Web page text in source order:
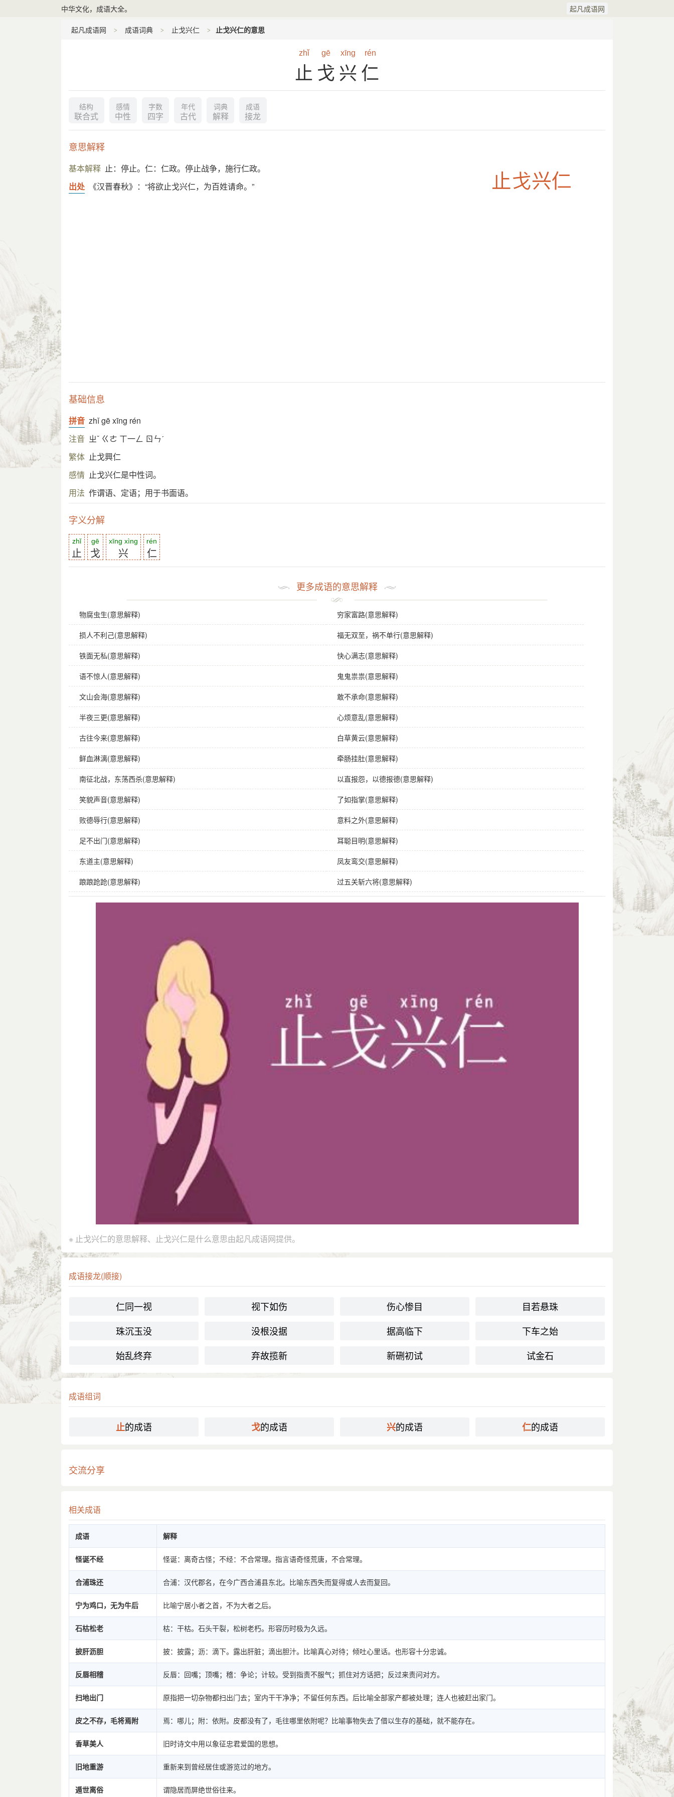
中华文化，成语大全。 起凡成语网
起凡成语网 成语词典 止戈兴仁 止戈兴仁的意思
zhǐ gē xīng rén
止戈兴仁
结构
联合式
感情
中性
字数
四字
年代
古代
词典
解释
成语
接龙
意思解释
基本解释 止：停止。仁：仁政。停止战争，施行仁政。
出处
《汉晋春秋》：“将欲止戈兴仁，为百姓请命。”
基础信息
拼音 zhǐ gē xīng rén
注音 ㄓˇ ㄍㄜ ㄒ一ㄥ ㄖㄣˊ
繁体 止戈興仁
感情 止戈兴仁是中性词。
用法 作谓语、定语；用于书面语。
字义分解
zhǐ
止
gē
戈
xīng xìng
兴
rén
仁
更多成语的意思解释
物腐虫生(意思解释) 穷家富路(意思解释)
损人不利己(意思解释) 福无双至，祸不单行(意思解释)
铁面无私(意思解释) 快心满志(意思解释)
语不惊人(意思解释) 鬼鬼祟祟(意思解释)
文山会海(意思解释) 敢不承命(意思解释)
半夜三更(意思解释) 心烦意乱(意思解释)
古往今来(意思解释) 白草黄云(意思解释)
鲜血淋漓(意思解释) 牵肠挂肚(意思解释)
南征北战，东荡西杀(意思解释) 以直报怨，以德报德(意思解释)
笑貌声音(意思解释) 了如指掌(意思解释)
败德辱行(意思解释) 意料之外(意思解释)
足不出门(意思解释) 耳聪目明(意思解释)
东道主(意思解释) 凤友鸾交(意思解释)
踉踉跄跄(意思解释) 过五关斩六将(意思解释)
※ 止戈兴仁的意思解释、止戈兴仁是什么意思由起凡成语网提供。
成语接龙(顺接)
仁同一视 视下如伤 伤心惨目
目若悬珠
珠沉玉没
没根没据 据高临下
下车之始
始乱终弃
弃故揽新 新硎初试 试金石
成语组词
止的成语 戈的成语 兴的成语 仁的成语
交流分享
相关成语
成语 解释
怪诞不经 怪诞：离奇古怪；不经：不合常理。指言语奇怪荒唐，不合常理。
合浦珠还 合浦：汉代郡名，在今广西合浦县东北。比喻东西失而复得或人去而复回。
宁为鸡口，无为牛后 比喻宁居小者之首，不为大者之后。
石枯松老 枯：干枯。石头干裂，松树老朽。形容历时极为久远。
披肝沥胆 披：披露；沥：滴下。露出肝脏；滴出胆汁。比喻真心对待；倾吐心里话。也形容十分忠诚。
反唇相稽 反唇：回嘴；顶嘴；稽：争论；计较。受到指责不服气；抓住对方话把；反过来责问对方。
扫地出门 原指把一切杂物都扫出门去；室内干干净净；不留任何东西。后比喻全部家产都被处理；连人也被赶出家门。
皮之不存，毛将焉附 焉：哪儿；附：依附。皮都没有了，毛往哪里依附呢？比喻事物失去了借以生存的基础，就不能存在。
香草美人 旧时诗文中用以象征忠君爱国的思想。
旧地重游 重新来到曾经居住或游览过的地方。
遁世离俗 谓隐居而屏绝世俗往来。